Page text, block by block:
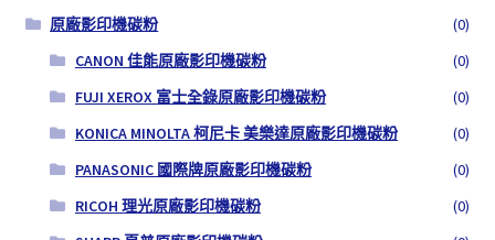
原廠影印機碳粉
(0)
CANON 佳能原廠影印機碳粉
(0)
FUJI XEROX 富士全錄原廠影印機碳粉
(0)
KONICA MINOLTA 柯尼卡 美樂達原廠影印機碳粉
(0)
PANASONIC 國際牌原廠影印機碳粉
(0)
RICOH 理光原廠影印機碳粉
(0)